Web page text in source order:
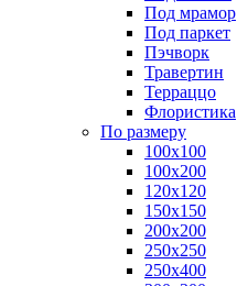
Под мрамор
Под паркет
Пэчворк
Травертин
Терраццо
Флористика
По размеру
100х100
100х200
120х120
150х150
200х200
250х250
250х400